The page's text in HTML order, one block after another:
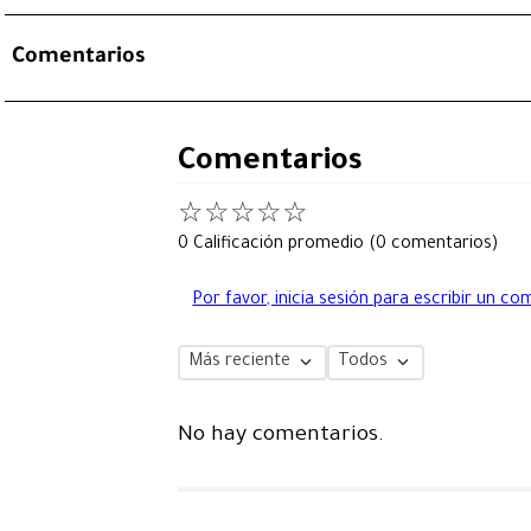
Comentarios
Comentarios
☆☆☆☆☆
0 Calificación promedio (0 comentarios)
Por favor, inicia sesión para escribir un
Más reciente Todos
No hay comentarios.